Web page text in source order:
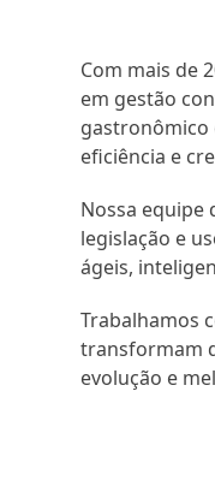
Com mais de
em gestão
gastronômico
eficiência e
Nossa equipe
legislação e
ágeis,
Trabalhamos
transformam
evolução e